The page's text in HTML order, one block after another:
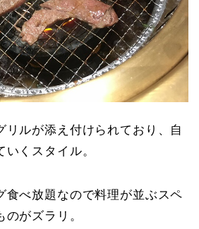
リルが添え付けられており、自
くスタイル。
食べ放題なので料理が並ぶスペ
がズラリ。